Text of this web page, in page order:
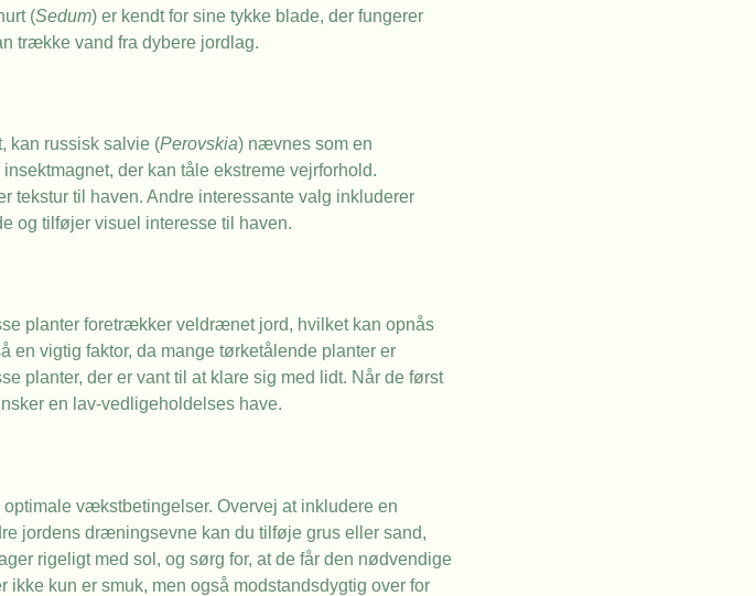
(Sedum) er kendt for sine tykke blade, der fungerer
trække vand fra dybere jordlag.
kan russisk salvie (Perovskia) nævnes som en
der kan tåle ekstreme vejrforhold.
tekstur til haven. Andre interessante valg inkluderer
og tilføjer visuel interesse til haven.
planter foretrækker veldrænet jord, hvilket kan opnås
en vigtig faktor, da mange tørketålende planter er
planter, der er vant til at klare sig med lidt. Når de først
en lav-vedligeholdelses have.
vækstbetingelser. Overvej at inkludere en
jordens dræningsevne kan du tilføje grus eller sand,
rigeligt med sol, og sørg for, at de får den nødvendige
kun er smuk, men også modstandsdygtig over for